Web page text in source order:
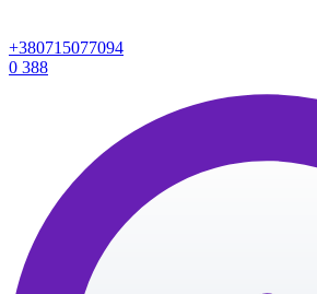
+380715077094
0 388